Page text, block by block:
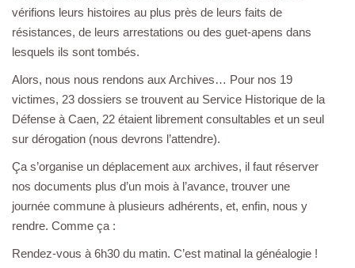
vérifions leurs histoires au plus près de leurs faits de
résistances, de leurs arrestations ou des guet-apens dans
lesquels ils sont tombés.
Alors, nous nous rendons aux Archives… Pour nos 19
victimes, 23 dossiers se trouvent au Service Historique de la
Défense à Caen, 22 étaient librement consultables et un seul
sur dérogation (nous devrons l’attendre).
Ça s’organise un déplacement aux archives, il faut réserver
nos documents plus d’un mois à l’avance, trouver une
journée commune à plusieurs adhérents, et, enfin, nous y
rendre. Comme ça :
Rendez-vous à 6h30 du matin. C’est matinal la généalogie !